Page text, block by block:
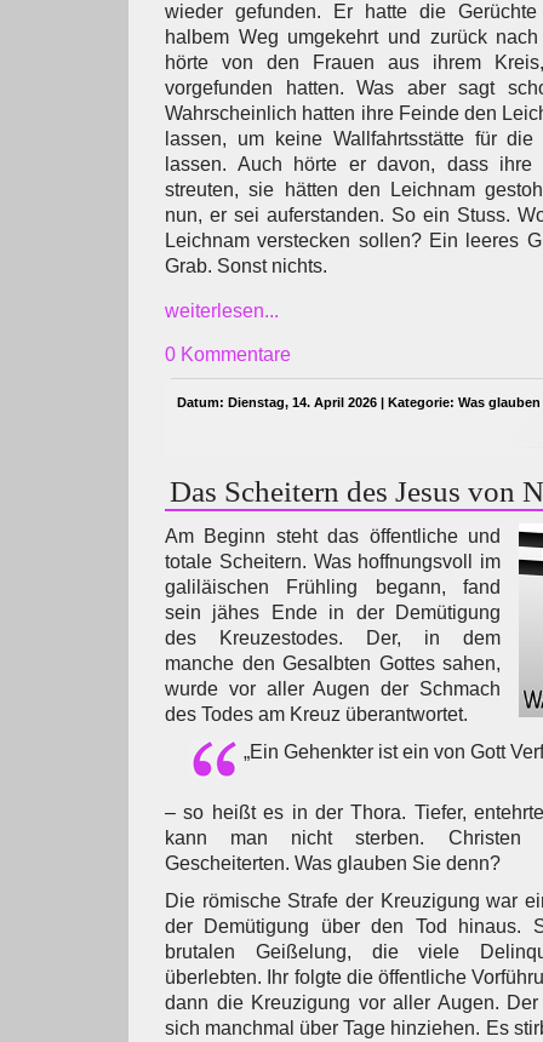
wieder gefunden. Er hatte die
halbem Weg umgekehrt und zurück
hörte von den Frauen aus ihrem
vorgefunden hatten. Was aber sagt
Wahrscheinlich hatten ihre Feinde den
lassen, um keine Wallfahrtsstätte für
lassen. Auch hörte er davon, dass ihre
streuten, sie hätten den Leichnam
nun, er sei auferstanden. So ein Stuss.
Leichnam verstecken sollen? Ein leeres
Grab. Sonst nichts.
weiterlesen...
0 Kommentare
Datum: Dienstag, 14. April 2026 | Kategorie: Was
Das Scheitern des Jesus von
Am Beginn steht das öffentliche und
totale Scheitern. Was hoffnungsvoll im
galiläischen Frühling begann, fand
sein jähes Ende in der Demütigung
des Kreuzestodes. Der, in dem
manche den Gesalbten Gottes sahen,
wurde vor aller Augen der Schmach
des Todes am Kreuz überantwortet.
„Ein Gehenkter ist ein von Gott
– so heißt es in der Thora. Tiefer,
kann man nicht sterben. Christen
Gescheiterten. Was glauben Sie denn?
Die römische Strafe der Kreuzigung war
der Demütigung über den Tod hinaus.
brutalen Geißelung, die viele
überlebten. Ihr folgte die öffentliche
dann die Kreuzigung vor aller Augen.
sich manchmal über Tage hinziehen. Es